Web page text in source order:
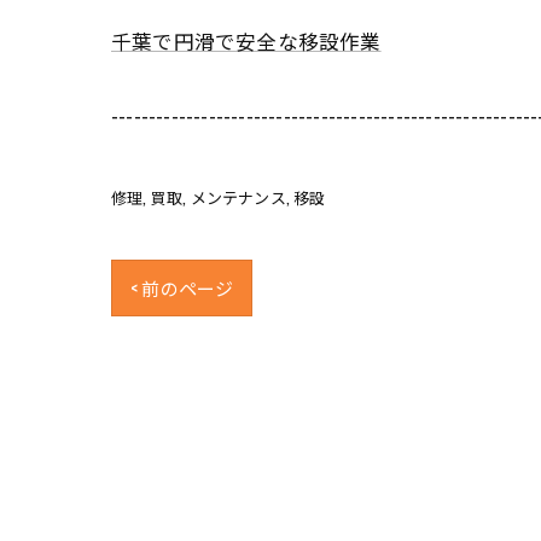
千葉で円滑で安全な移設作業
修理 買取 メンテナンス 移設
< 前のページ